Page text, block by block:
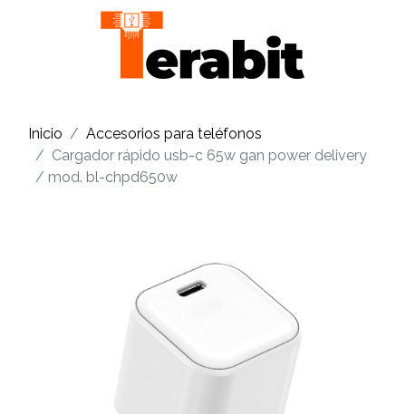
Inicio
Accesorios para teléfonos
Cargador rápido usb-c 65w gan power delivery
/ mod. bl-chpd650w